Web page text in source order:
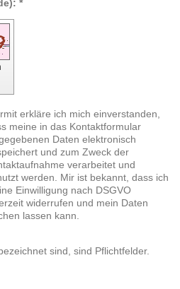
Captcha (Spam-Schutz-Code): *
erkläre ich mich einverstanden,
meine in das Kontaktformular
Daten elektronisch
und zum Zweck der
verarbeitet und
werden. Mir ist bekannt, dass ich
Einwilligung nach DSGVO
widerrufen und mein Daten
lassen kann.
sind, sind Pflichtfelder.